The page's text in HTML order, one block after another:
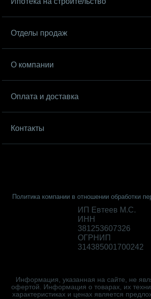
Отделы продаж
О компании
Оплата и доставка
Контакты
Политика компании в отношении обработки
ИП Евтеев М.С.
ИНН
381253607326
ОГРНИП
314385001700242
Информация, указанная на сайте, не
офертой. Информация о товарах, их
характеристиках и ценах является